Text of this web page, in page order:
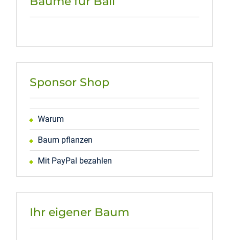
Sponsor Shop
Warum
Baum pflanzen
Mit PayPal bezahlen
Ihr eigener Baum